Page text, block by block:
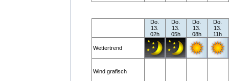
Do.
13.
02h
Do.
13.
05h
Do.
13.
08h
Do.
13.
11h
Wettertrend
Wind grafisch